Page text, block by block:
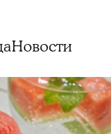
Новости